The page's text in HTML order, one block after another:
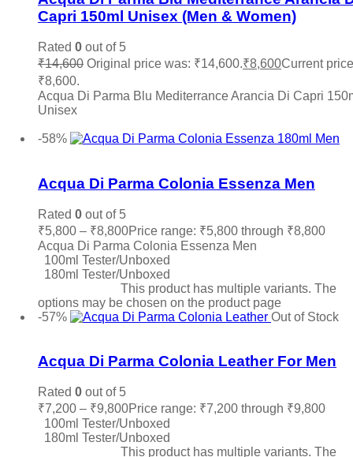
Vince Camuto(0)
Xerjoff(0)
Zara (0)
Capri 150ml Unisex (Men & Women)
Rated 0 out of 5
₹14,600 Original price was: ₹14,600.₹8,600Current
₹8,600.
Acqua Di Parma Blu Mediterrance Arancia Di Capri
Unisex
-58%
Acqua Di Parma Colonia Essenza Men
Rated 0 out of 5
₹5,800 – ₹8,800Price range: ₹5,800 through ₹8,800
Acqua Di Parma Colonia Essenza Men
100ml Tester/Unboxed
180ml Tester/Unboxed
This product has multiple variants. The
options may be chosen on the product page
-57%
Out of Stock
Acqua Di Parma Colonia Leather For Men
Rated 0 out of 5
₹7,200 – ₹9,800Price range: ₹7,200 through ₹9,800
100ml Tester/Unboxed
180ml Tester/Unboxed
This product has multiple variants. The